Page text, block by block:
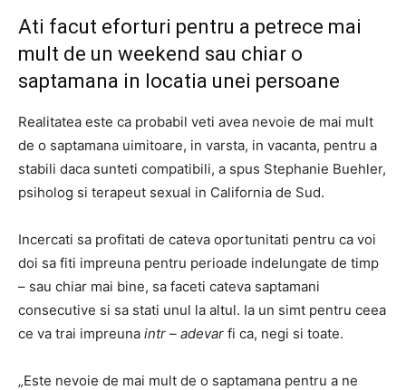
Ati facut eforturi pentru a petrece mai
mult de un weekend sau chiar o
saptamana in locatia unei persoane
Realitatea este ca probabil veti avea nevoie de mai mult
de o saptamana uimitoare, in varsta, in vacanta, pentru a
stabili daca sunteti compatibili, a spus Stephanie Buehler,
psiholog si terapeut sexual in California de Sud.
Incercati sa profitati de cateva oportunitati pentru ca voi
doi sa fiti impreuna pentru perioade indelungate de timp
– sau chiar mai bine, sa faceti cateva saptamani
consecutive si sa stati unul la altul. Ia un simt pentru ceea
ce va trai impreuna intr – adevar fi ca, negi si toate.
„Este nevoie de mai mult de o saptamana pentru a ne